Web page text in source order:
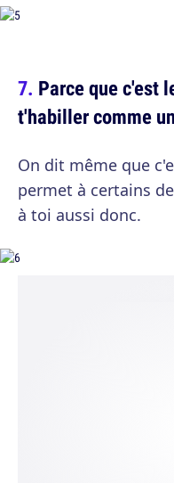
Parce que c'est
t'habiller comme
On dit même que
permet à certains
à toi aussi donc.